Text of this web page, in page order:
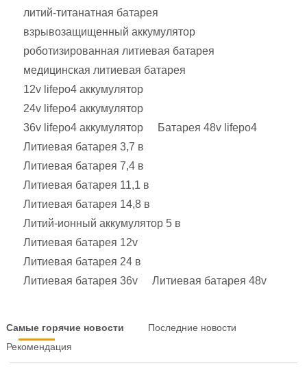
литий-титанатная батарея
взрывозащищенный аккумулятор
роботизированная литиевая батарея
медицинская литиевая батарея
12v lifepo4 аккумулятор
24v lifepo4 аккумулятор
36v lifepo4 аккумулятор
Батарея 48v lifepo4
Литиевая батарея 3,7 в
Литиевая батарея 7,4 в
Литиевая батарея 11,1 в
Литиевая батарея 14,8 в
Литий-ионный аккумулятор 5 в
Литиевая батарея 12v
Литиевая батарея 24 в
Литиевая батарея 36v
Литиевая батарея 48v
Самые горячие новости
Последние новости
Рекомендация